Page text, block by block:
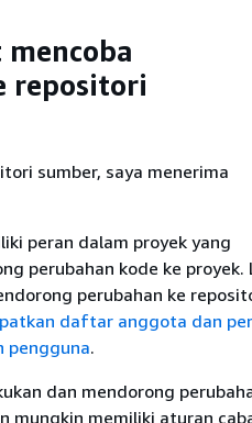
repositori
sumber, saya menerima
peran dalam proyek yang
perubahan kode ke proyek.
perubahan ke
daftar anggota dan
pengguna.
dan mendorong
mungkin memiliki aturan